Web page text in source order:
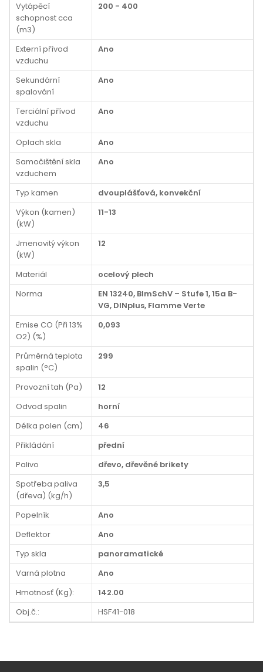
Vytápěcí
schopnost cca
(m3)
200 - 400
Externí přívod
vzduchu
Ano
Sekundární
spalování
Ano
Terciální přívod
vzduchu
Ano
Oplach skla
Ano
Samočištění skla
vzduchem
Ano
Typ kamen
dvouplášťová, konvekční
Výkon (kamen)
(kW)
11-13
Jmenovitý výkon
(kW)
12
Materiál
ocelový plech
Norma
EN 13240, BImSchV – Stufe 1, 15a B-
VG, DINplus, Flamme Verte
Emise CO (Při 13%
O2) (%)
0,093
Průměrná teplota
spalin (°C)
299
Provozní tah (Pa)
12
Odvod spalin
horní
Délka polen (cm)
46
Přikládání
přední
Palivo
dřevo, dřevěné brikety
Spotřeba paliva
(dřeva) (kg/h)
3,5
Popelník
Ano
Deflektor
Ano
Typ skla
panoramatické
Varná plotna
Ano
Hmotnosť (Kg):
142.00
Obj.č.:
HSF41-018